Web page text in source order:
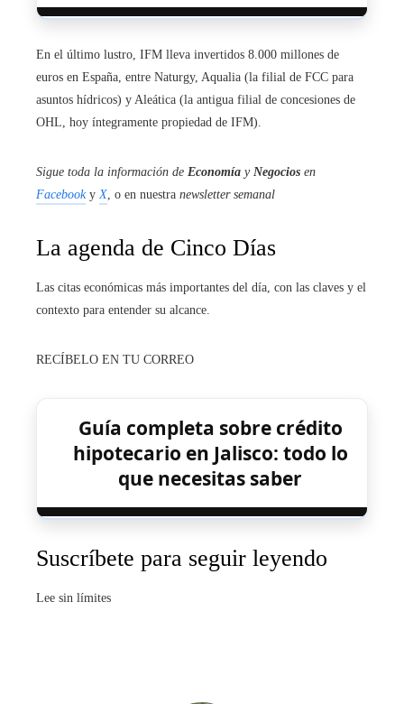
En el último lustro, IFM lleva invertidos 8.000 millones de
euros en España, entre Naturgy, Aqualia (la filial de FCC para
asuntos hídricos) y Aleática (la antigua filial de concesiones de
OHL, hoy íntegramente propiedad de IFM).
Sigue toda la información de Economía y Negocios en
FacebookyX, o en nuestra newsletter semanal
La agenda de Cinco Días
Las citas económicas más importantes del día, con las claves y el
contexto para entender su alcance.
RECÍBELO EN TU CORREO
Guía completa sobre crédito
hipotecario en Jalisco: todo lo
que necesitas saber
Suscríbete para seguir leyendo
Lee sin límites